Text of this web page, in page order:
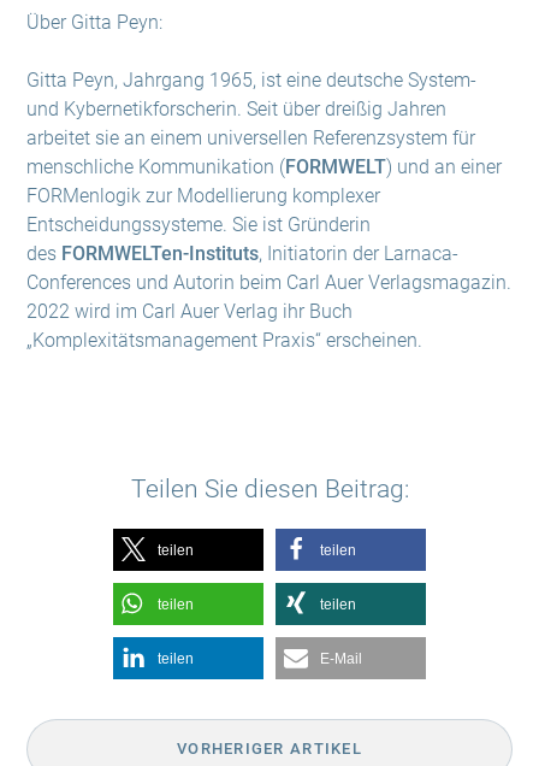
Über Gitta Peyn:
Gitta Peyn, Jahrgang 1965, ist eine deutsche System-
und Kybernetikforscherin. Seit über dreißig Jahren
arbeitet sie an einem universellen Referenzsystem für
menschliche Kommunikation (FORMWELT) und an einer
FORMenlogik zur Modellierung komplexer
Entscheidungssysteme. Sie ist Gründerin
des FORMWELTen-Instituts, Initiatorin der Larnaca-
Conferences und Autorin beim Carl Auer Verlagsmagazin.
2022 wird im Carl Auer Verlag ihr Buch
„Komplexitätsmanagement Praxis“ erscheinen.
Teilen Sie diesen Beitrag:
teilen teilen
teilen teilen
teilen E-Mail
VORHERIGER ARTIKEL